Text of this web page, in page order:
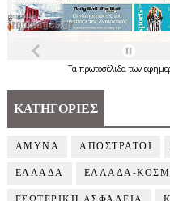
Τα πρωτοσέλιδατων
ΚΑΤΗΓΟΡΙΕΣ
ΑΜΥΝΑ ΑΠΟΣΤΡΑΤΟΙ
ΕΛΛΑΔΑ ΕΛΛΑΔΑ-